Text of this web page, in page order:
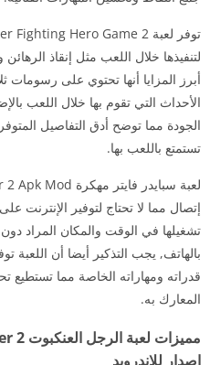
لتنفيذها خلال اللعب مثل إنقاذ
أبرز المزايا أنها تحتوي على رسومات
الأحداث التي تقوم بها خلال اللعب
الجودة مما توضح أدق التفاصيل
تستمتع باللعب بها.
إتصال مما لا تحتاج لتوفير الإنترنت
تشغيلها في الوقت والمكان المراد دون
بالهاتف, يجب التذكير أيضا أن
قدراته ومهاراته الخاصة مما تستطيع
المعارك به.
اصدار للاندرويد